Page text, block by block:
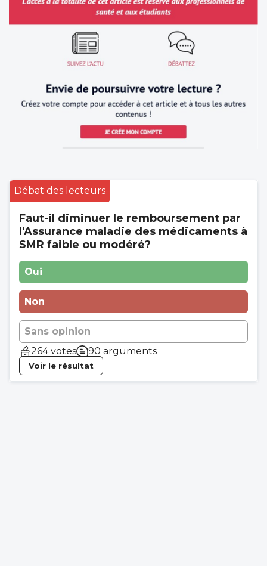
Débat des lecteurs
Faut-il diminuer le remboursement par
l'Assurance maladie des médicaments à
SMR faible ou modéré?
Oui
Non
Sans opinion
264 votes
90 arguments
Voir le résultat